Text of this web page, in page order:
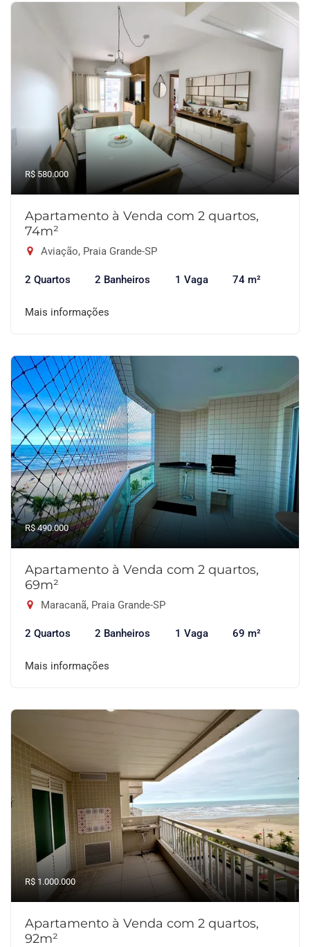
R$ 580.000
Apartamento à Venda com 2 quartos,
74m²
Aviação, Praia Grande-SP
2 Quartos 2 Banheiros 1 Vaga 74 m²
Mais informações
R$ 490.000
Apartamento à Venda com 2 quartos,
69m²
Maracanã, Praia Grande-SP
2 Quartos 2 Banheiros 1 Vaga 69 m²
Mais informações
R$ 1.000.000
Apartamento à Venda com 2 quartos,
92m²